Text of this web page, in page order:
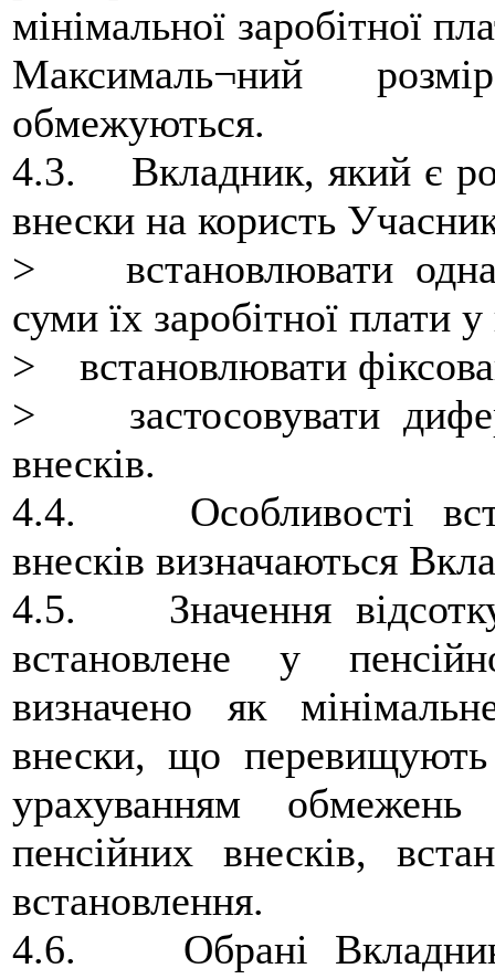
мінімальної заробітної
Максималь¬ний
обмежуються.
4.3. Вкладник, який є
внески на користь
> встановлювати
суми їх заробітної плати
> встановлювати
> застосовувати
внесків.
4.4. Особливості
внесків визначаються
4.5. Значення
встановлене у
визначено як
внески, що перевищують
урахуванням
пенсійних внесків,
встановлення.
4.6. Обрані